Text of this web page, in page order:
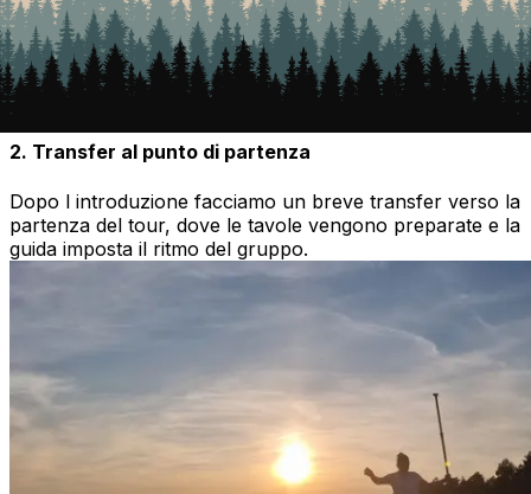
2. Transfer al punto di partenza
Dopo l introduzione facciamo un breve transfer verso la
partenza del tour, dove le tavole vengono preparate e la
guida imposta il ritmo del gruppo.